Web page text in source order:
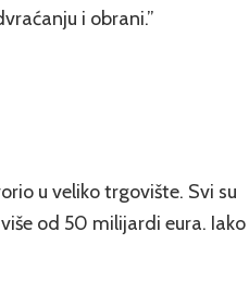
i obrani.”
u veliko trgovište. Svi su
od 50 milijardi eura. Iako